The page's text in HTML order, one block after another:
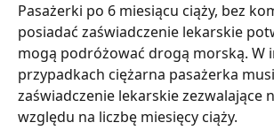
Pasażerki po 6 miesiącu ciąży, bez
posiadać zaświadczenie lekarskie
mogą podróżować drogą morską. W
przypadkach ciężarna pasażerka
zaświadczenie lekarskie zezwalające
względu na liczbę miesięcy ciąży.